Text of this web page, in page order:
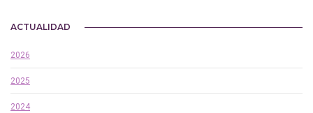
ACTUALIDAD
2026
2025
2024